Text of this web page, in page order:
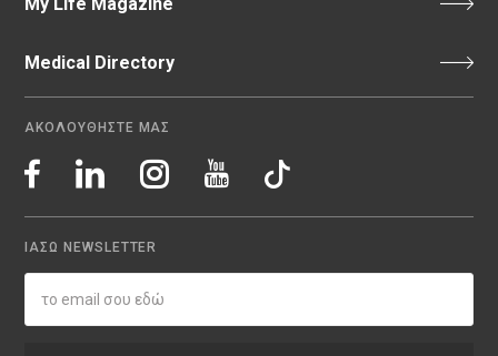
Medical Directory
ΑΚΟΛΟΥΘΗΣΤΕ ΜΑΣ
ΙΑΣΩ NEWSLETTER